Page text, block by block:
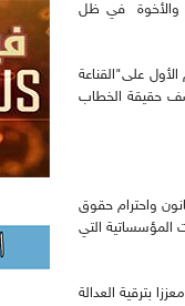
والأخوة في ظل
على"القناعة
حقيقة الخطاب
المجتمع".
واحترام حقوق
المؤسساتية التي
بترقية العدالة